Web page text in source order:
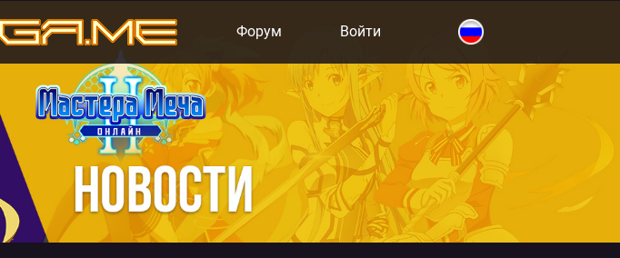
aniga.me Форум Войти